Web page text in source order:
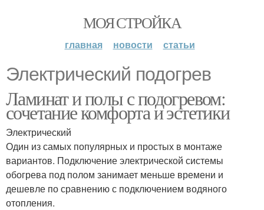
МОЯ СТРОЙКА
главная новости статьи
Электрический подогрев
Ламинат и полы с подогревом:
сочетание комфорта и эстетики
Электрический
Один из самых популярных и простых в монтаже
вариантов. Подключение электрической системы
обогрева под полом занимает меньше времени и
дешевле по сравнению с подключением водяного
отопления.